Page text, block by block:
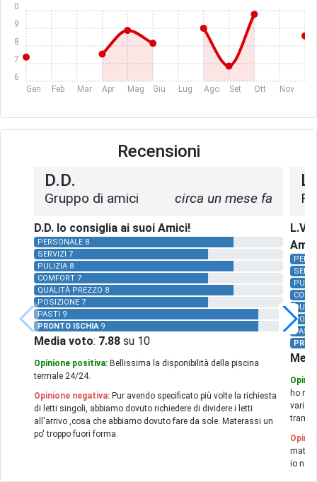
Gen Feb Mar Apr Mag Giu Lug Ago Set Ott Nov
6
7
8
9
10
Recensioni
D.D.
Gruppo di amici circa un mese fa
D.D. lo consiglia ai suoi Amici!
PERSONALE 8
SERVIZI 7
PULIZIA 8
COMFORT 7
QUALITÀ PREZZO 8
POSIZIONE 7
PASTI 9
PRONTO ISCHIA9
Media voto: 7.88 su 10
Opinione positiva: Bellissima la disponibilità della piscina
termale 24/24.
Opinione negativa: Pur avendo specificato più volte la richiesta
di letti singoli, abbiamo dovuto richiedere di dividere i letti
all'arrivo ,cosa che abbiamo dovuto fare da sole. Materassi un
po' troppo fuori forma.
L.V.
ho
varia
io non